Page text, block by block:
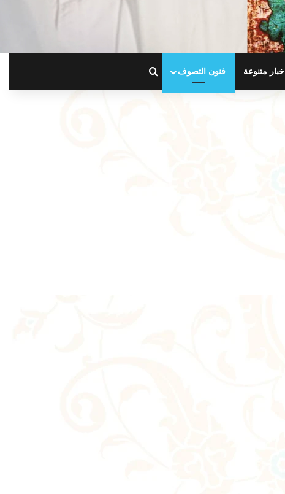
اخبار متنوعة فنون التصوف بحث عن